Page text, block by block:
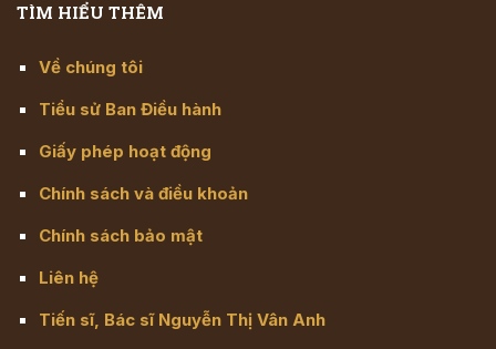
TÌM HIỂU THÊM
Về chúng tôi
Tiểu sử Ban Điều hành
Giấy phép hoạt động
Chính sách và điều khoản
Chính sách bảo mật
Liên hệ
Tiến sĩ, Bác sĩ Nguyễn Thị Vân Anh